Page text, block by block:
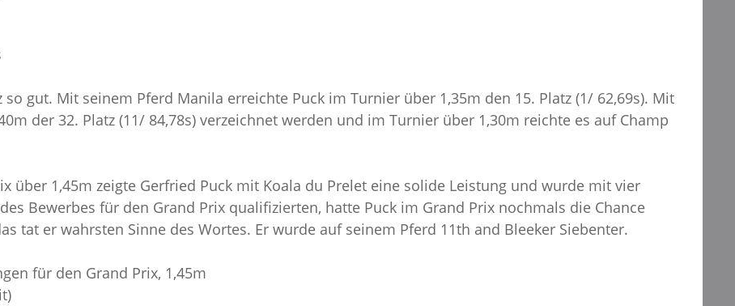
gut. Mit seinem Pferd Manila erreichte Puck im Turnier über 1,35m den 15. Platz (1/ 62,69s). Mit
der 32. Platz (11/ 84,78s) verzeichnet werden und im Turnier über 1,30m reichte es auf Champ
über 1,45m zeigte Gerfried Puck mit Koala du Prelet eine solide Leistung und wurde mit vier
Bewerbes für den Grand Prix qualifizierten, hatte Puck im Grand Prix nochmals die Chance
tat er wahrsten Sinne des Wortes. Er wurde auf seinem Pferd 11th and Bleeker Siebenter.
für den Grand Prix, 1,45m